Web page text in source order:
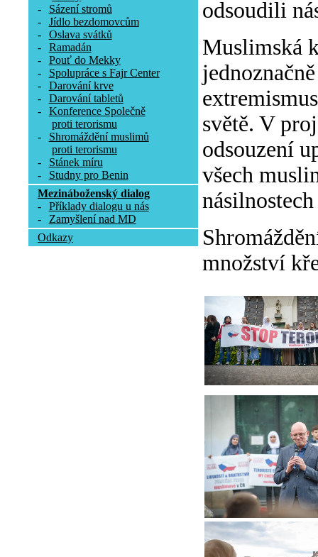
-
Sázení stromů
-
Jídlo bezdomovcům
-
Oslava svátků
-
Ramadán
-
Pouť do Mekky
-
Spolupráce s Fajr Center
-
Darování krve
-
Darování tabletů
-
Konference Společně
proti terorismu
-
Shromáždění muslimů
proti terorismu
-
Stánek míru
-
Studny pro Benin
Mezináboženský dialog
-
Příklady dialogu u nás
-
Zamyšlení nad MD
Odkazy
odsoudili
Muslimská
světě. V
odsouzení
všech
množství